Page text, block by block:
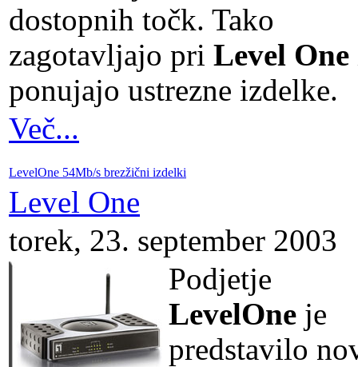
dostopnih točk. Tako
zagotavljajo pri Level One
ponujajo ustrezne izdelke.
Več...
LevelOne 54Mb/s brezžični izdelki
Level One
torek, 23. september 2003
Podjetje
LevelOne je
predstavilo